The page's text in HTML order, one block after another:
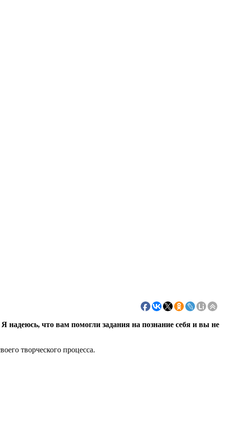
Я надеюсь, что вам помогли задания на познание себя и вы не
творческого процесса.